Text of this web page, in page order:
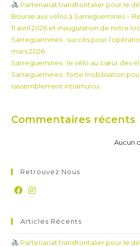
Partenariat transfrontalier pour le
Bourse aux vélos à Sarreguemines –
11 avril 2026 et inauguration de notre
Sarreguemines : succès pour
mars 2026
Sarreguemines : le vélo au cœur des
Sarreguemines : forte mobilisation
rassemblement intramuros
Commentaires récents
Aucun
Retrouvez Nous
Articles Récents
Partenariat transfrontalier pour le